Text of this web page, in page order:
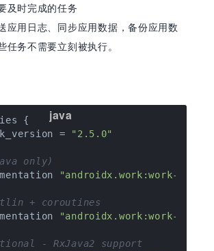
及时完成的任务
应用日志、同步应用数据，备份应用数
任务不需要立刻被执行。
{
=
"2.5.0"
only)
"androidx.work:work-
+ coroutines
"androidx.work:work-
- RxJava2 support